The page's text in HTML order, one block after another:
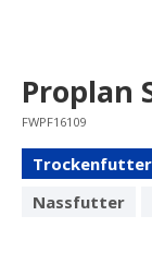
Proplan
FWPF16109
Trockenfutter
Nassfutter